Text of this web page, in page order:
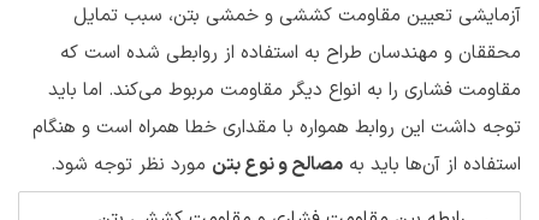
آزمایشی تعیین مقاومت کششی و خمشی بتن، سبب تمایل
محققان و مهندسان طراح به استفاده از روابطی شده است که
مقاومت فشاری را به انواع دیگر مقاومت مربوط می‌کند. اما باید
توجه داشت این روابط همواره با مقداری خطا همراه است و هنگام
استفاده از آن‌ها باید به مصالح و نوع بتن مورد نظر توجه شود.